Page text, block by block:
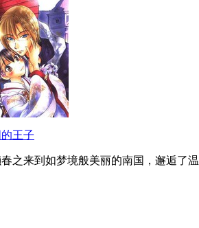
王子
之来到如梦境般美丽的南国，邂逅了温